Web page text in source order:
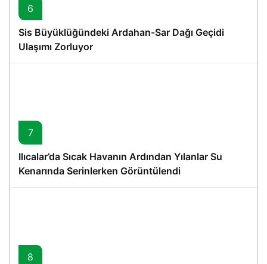
6
Sis Büyüklüğündeki Ardahan-Sar Dağı Geçidi
Ulaşımı Zorluyor
7
Ilıcalar’da Sıcak Havanın Ardından Yılanlar Su
Kenarında Serinlerken Görüntülendi
8